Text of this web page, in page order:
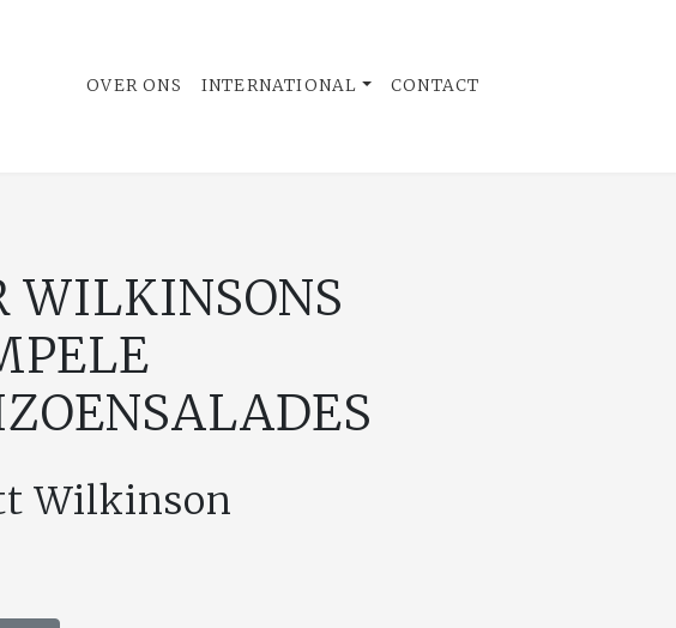
OVER ONS INTERNATIONAL CONTACT
WILKINSONS
Wilkinson